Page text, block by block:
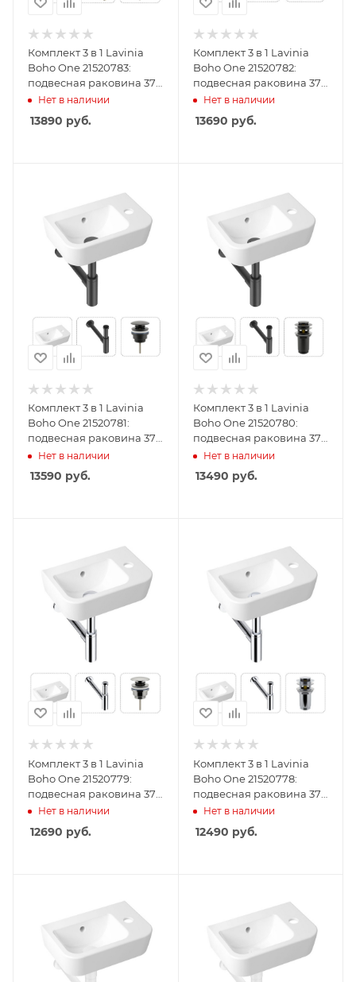
Комплект 3 в 1 Lavinia
Boho One 21520783:
подвесная раковина 37
см, металлический
сифон, донный клапан
Нет в наличии
13890 руб.
Комплект 3 в 1 Lavinia
Boho One 21520782:
подвесная раковина 37
см, металлический
сифон, донный клапан
Нет в наличии
13690 руб.
Комплект 3 в 1 Lavinia
Boho One 21520781:
подвесная раковина 37
см, металлический
сифон, донный клапан
Нет в наличии
13590 руб.
Комплект 3 в 1 Lavinia
Boho One 21520780:
подвесная раковина 37
см, металлический
сифон, донный клапан
Нет в наличии
13490 руб.
Комплект 3 в 1 Lavinia
Boho One 21520779:
подвесная раковина 37
см, металлический
сифон, донный клапан
Нет в наличии
12690 руб.
Комплект 3 в 1 Lavinia
Boho One 21520778:
подвесная раковина 37
см, металлический
сифон, донный клапан
Нет в наличии
12490 руб.